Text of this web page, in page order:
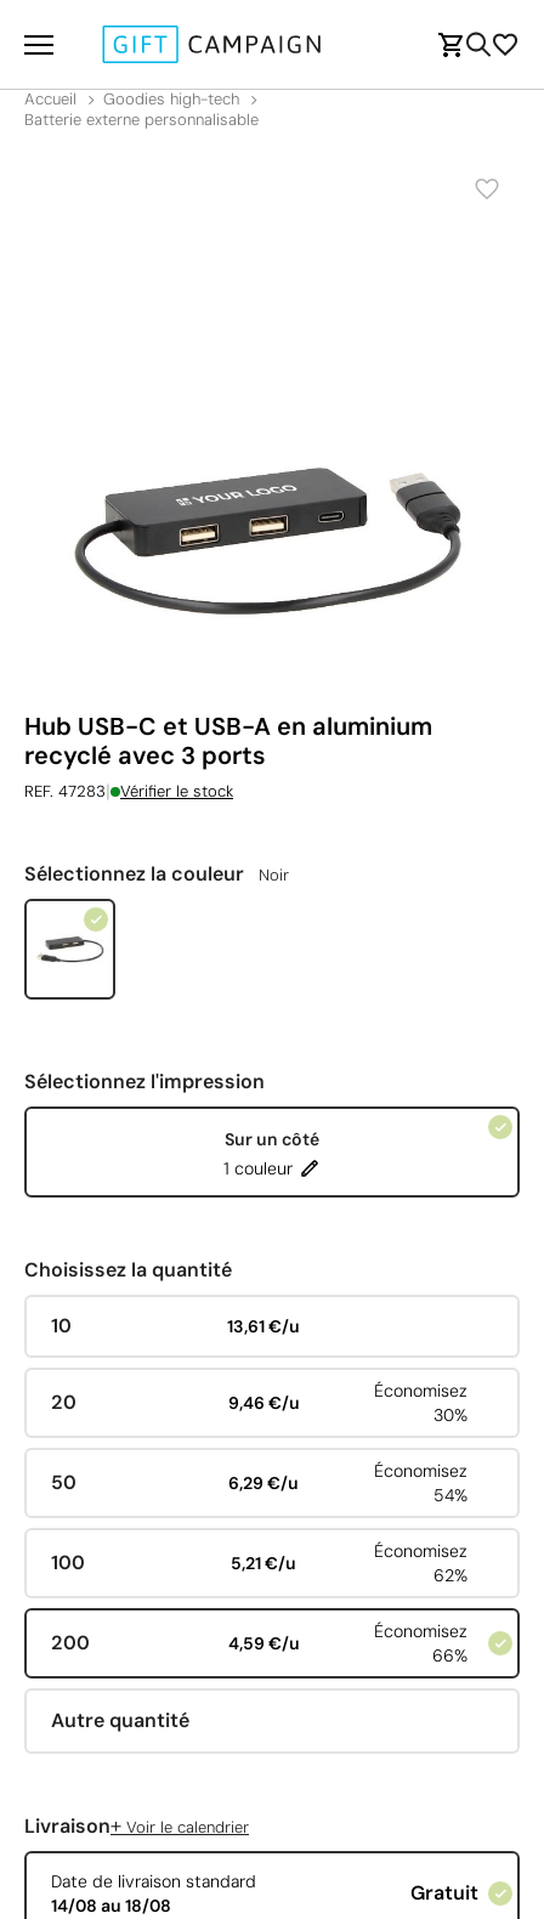
Accueil
Goodies high-tech
Batterie externe personnalisable
Hub USB-C et USB-A en aluminium
recyclé avec 3 ports
REF. 47283| Vérifier le stock
Sélectionnez la couleur Noir
Sélectionnez l'impression
Sur un côté
1 couleur
Choisissez la quantité
10 13,61 €/u
20 9,46 €/u
Économisez
30%
50 6,29 €/u
Économisez
54%
100 5,21 €/u
Économisez
62%
200 4,59 €/u
Économisez
66%
Autre quantité
Livraison+ Voir le calendrier
Date de livraison standard
14/08 au 18/08
Gratuit